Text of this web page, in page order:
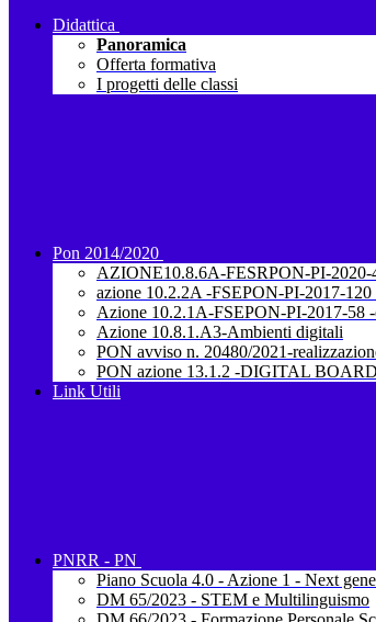
Didattica
Panoramica
Offerta formativa
I progetti delle classi
Pon 2014/2020
AZIONE10.8.6A-FESRPON-PI-2020-
azione 10.2.2A -FSEPON-PI-2017-120
Azione 10.2.1A-FSEPON-PI-2017-58 -
Azione 10.8.1.A3-Ambienti digitali
PON avviso n. 20480/2021-
PON azione 13.1.2 -DIGITAL BOARD
Link Utili
PNRR - PN
Piano Scuola 4.0 - Azione 1 - Next
DM 65/2023 - STEM e Multilinguismo